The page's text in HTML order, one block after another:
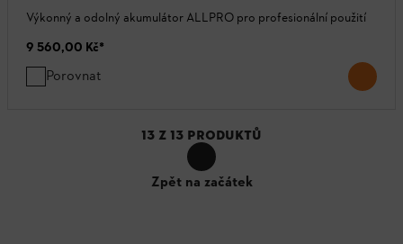
Výkonný a odolný akumulátor ALLPRO pro profesionální použití
9 560,00 Kč*
Porovnat
13 Z 13 PRODUKTŮ
Zpět na začátek